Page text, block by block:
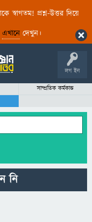
স্বাগতম! প্রশ্ন-উত্তর দিয়ে
এখানেদেখুন।
লগ ইন
সাম্প্রতিক কর্মকান্ড
নি